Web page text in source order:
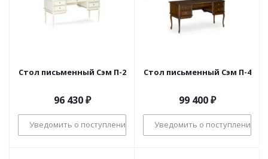
Стол письменный Сэм П-2
96 430₽
Уведомить о поступлении
Стол письменный Сэм П-4
99 400₽
Уведомить о поступлении